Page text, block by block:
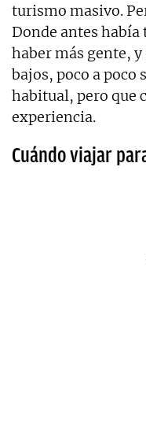
turismo masivo.
Donde antes
haber más gente,
bajos, poco a poco
habitual, pero que
experiencia.
Cuándo viajar